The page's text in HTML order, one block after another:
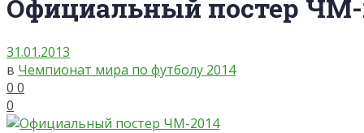
Официальный постер ЧМ-
31.01.2013
в Чемпионат мира по футболу 2014
0 0
0